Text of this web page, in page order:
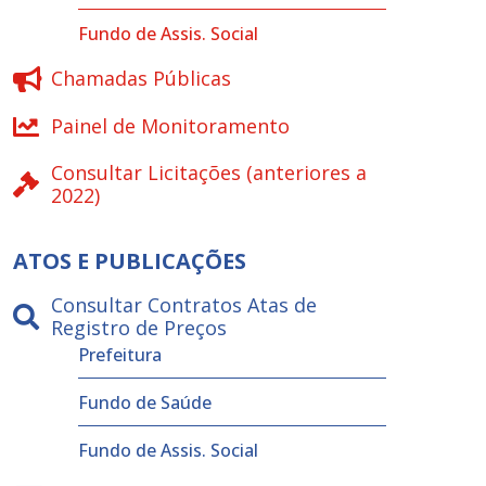
Fundo de Assis. Social
Chamadas Públicas
Painel de Monitoramento
Consultar Licitações (anteriores a
2022)
ATOS E PUBLICAÇÕES
Consultar Contratos Atas de
Registro de Preços
Prefeitura
Fundo de Saúde
Fundo de Assis. Social